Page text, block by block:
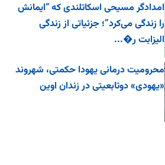
امدادگر مسیحی اسکاتلندی که “ایمانش
را زندگی می‌کرد”؛ جزئیاتی از زندگی
الیزابت ر�...
محرومیت درمانی یهودا حکمتی، شهروند
«یهودی» دوتابعیتی در زندان اوین